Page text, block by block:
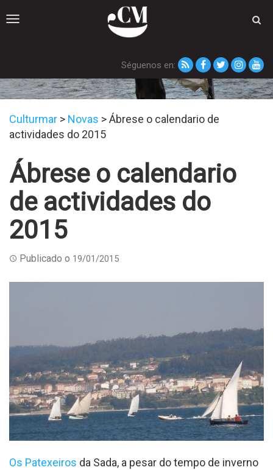
Toggle
Séguenos en:
Novas
Culturmar > Novas >Ábrese o calendario de
actividades do 2015
Ábrese o calendario
de actividades do
2015
Publicado o 19/01/2015
Os Patexeiros da Sada, a pesar do tempo de inverno